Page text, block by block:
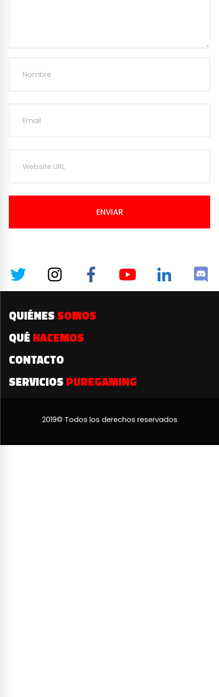
ENVIAR
QUIÉNES SOMOS
QUÉ HACEMOS
CONTACTO
SERVICIOS PUREGAMING
2019© Todos los derechos reservados